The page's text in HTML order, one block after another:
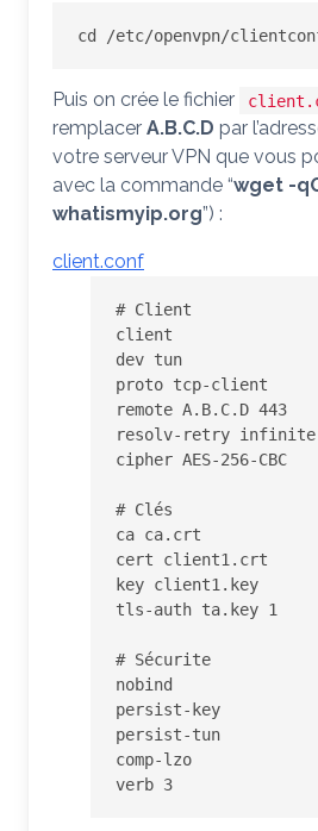
cd /etc/openvpn/
Puis on crée le fichier
remplacer A.B.C.D par
votre serveur VPN que vous
avec la commande “wget -
whatismyip.org”) :
client.conf
# Client
client
dev tun
proto tcp-client
remote A.B.C.D 443
resolv-retry infinite
cipher AES-256-CBC
# Clés
ca ca.crt
cert client1.crt
key client1.key
tls-auth ta.key 1
# Sécurite
nobind
persist-key
persist-tun
comp-lzo
verb 3